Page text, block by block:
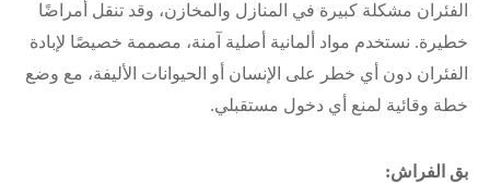
الفئران مشكلة كبيرة في المنازل والمخازن، وقد تنقل أمراضًا
خطيرة. نستخدم مواد ألمانية أصلية آمنة، مصممة خصيصًا لإبادة
الفئران دون أي خطر على الإنسان أو الحيوانات الأليفة، مع وضع
خطة وقائية لمنع أي دخول مستقبلي.
بق الفراش: